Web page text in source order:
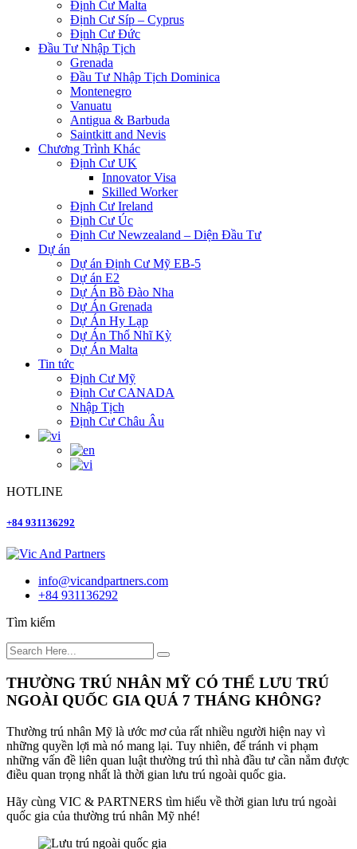
Định Cư Malta
Định Cư Síp – Cyprus
Định Cư Đức
Đầu Tư Nhập Tịch
Grenada
Đầu Tư Nhập Tịch Dominica
Montenegro
Vanuatu
Antigua & Barbuda
Saintkitt and Nevis
Chương Trình Khác
Định Cư UK
Innovator Visa
Skilled Worker
Định Cư Ireland
Định Cư Úc
Định Cư Newzealand – Diện Đầu Tư
Dự án
Dự án Định Cư Mỹ EB-5
Dự án E2
Dự Án Bồ Đào Nha
Dự Án Grenada
Dự Án Hy Lạp
Dự Án Thổ Nhĩ Kỳ
Dự Án Malta
Tin tức
Định Cư Mỹ
Định Cư CANADA
Nhập Tịch
Định Cư Châu Âu
HOTLINE
+84 931136292
info@vicandpartners.com
+84 931136292
Tìm kiếm
THƯỜNG TRÚ NHÂN MỸ CÓ THỂ LƯU TRÚ
NGOÀI QUỐC GIA QUÁ 7 THÁNG KHÔNG?
Thường trú nhân Mỹ là ước mơ của rất nhiều người hiện nay vì
những quyền lợi mà nó mang lại. Tuy nhiên, để tránh vi phạm
những vấn đề liên quan luật thường trú thì nhà đầu tư cần nắm được
điều quan trọng nhất là thời gian lưu trú ngoài quốc gia.
Hãy cùng VIC & PARTNERS tìm hiểu về thời gian lưu trú ngoài
quốc gia của thường trú nhân Mỹ nhé!